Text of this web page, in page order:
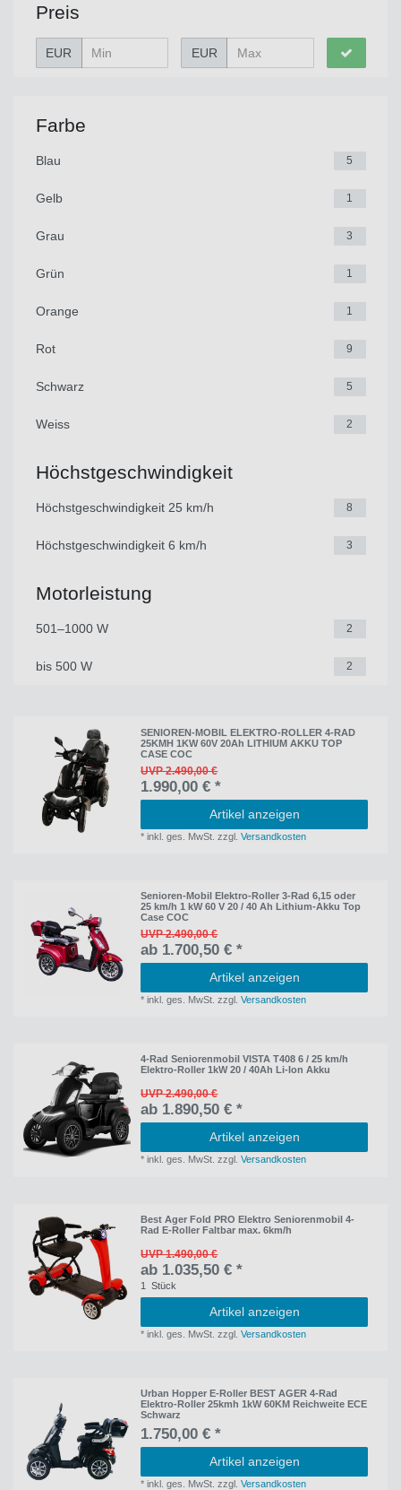
Preis
EUR EUR
Farbe
Blau 5
Gelb 1
Grau 3
Grün 1
Orange 1
Rot 9
Schwarz 5
Weiss 2
Höchstgeschwindigkeit
Höchstgeschwindigkeit 25 km/h 8
Höchstgeschwindigkeit 6 km/h 3
Motorleistung
501–1000 W 2
bis 500 W 2
SENIOREN-MOBIL ELEKTRO-ROLLER 4-RAD
25KMH 1KW 60V 20Ah LITHIUM AKKU TOP
CASE COC
UVP 2.490,00 €
1.990,00 € *
Artikel anzeigen
*inkl. ges. MwSt. zzgl.Versandkosten
Senioren-Mobil Elektro-Roller 3-Rad 6,15 oder
25 km/h 1 kW 60 V 20 / 40 Ah Lithium-Akku Top
Case COC
UVP 2.490,00 €
ab 1.700,50 € *
Artikel anzeigen
*inkl. ges. MwSt. zzgl.Versandkosten
4-Rad Seniorenmobil VISTA T408 6 / 25 km/h
Elektro-Roller 1kW 20 / 40Ah Li-Ion Akku
UVP 2.490,00 €
ab 1.890,50 € *
Artikel anzeigen
*inkl. ges. MwSt. zzgl.Versandkosten
Best Ager Fold PRO Elektro Seniorenmobil 4-
Rad E-Roller Faltbar max. 6km/h
UVP 1.490,00 €
ab 1.035,50 € *
1 Stück
Artikel anzeigen
*inkl. ges. MwSt. zzgl.Versandkosten
Urban Hopper E-Roller BEST AGER 4-Rad
Elektro-Roller 25kmh 1kW 60KM Reichweite ECE
Schwarz
1.750,00 € *
Artikel anzeigen
*inkl. ges. MwSt. zzgl.Versandkosten